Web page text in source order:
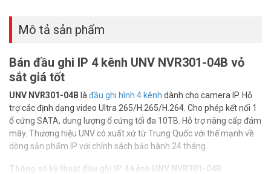
Mô tả sản phẩm
Bán đầu ghi IP 4 kênh UNV NVR301-04B vỏ
sắt giá tốt
UNV NVR301-04B là đầu ghi hình 4 kênh dành cho camera IP. Hỗ
trợ các định dạng video Ultra 265/H.265/H.264. Cho phép kết nối 1
ổ cứng SATA, dung lượng ổ cứng tối đa 10TB. Hỗ trợ nâng cấp đám
mây. Thương hiệu UNV có xuất xứ từ Trung Quốc với thế mạnh về
dòng sản phẩm IP với chính sách bảo hành 24 tháng.
Thông số kỹ thuật đầu ghi IP 4 kênh UNV NVR301-04B